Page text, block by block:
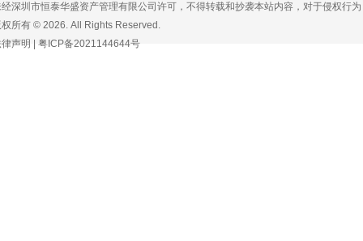
深圳市恒泰华盛资产管理有限公司许可，不得转载和抄袭本站内容，对于侵权行
权所有 © 2026. All Rights Reserved.
声明
粤ICP备2021144644号